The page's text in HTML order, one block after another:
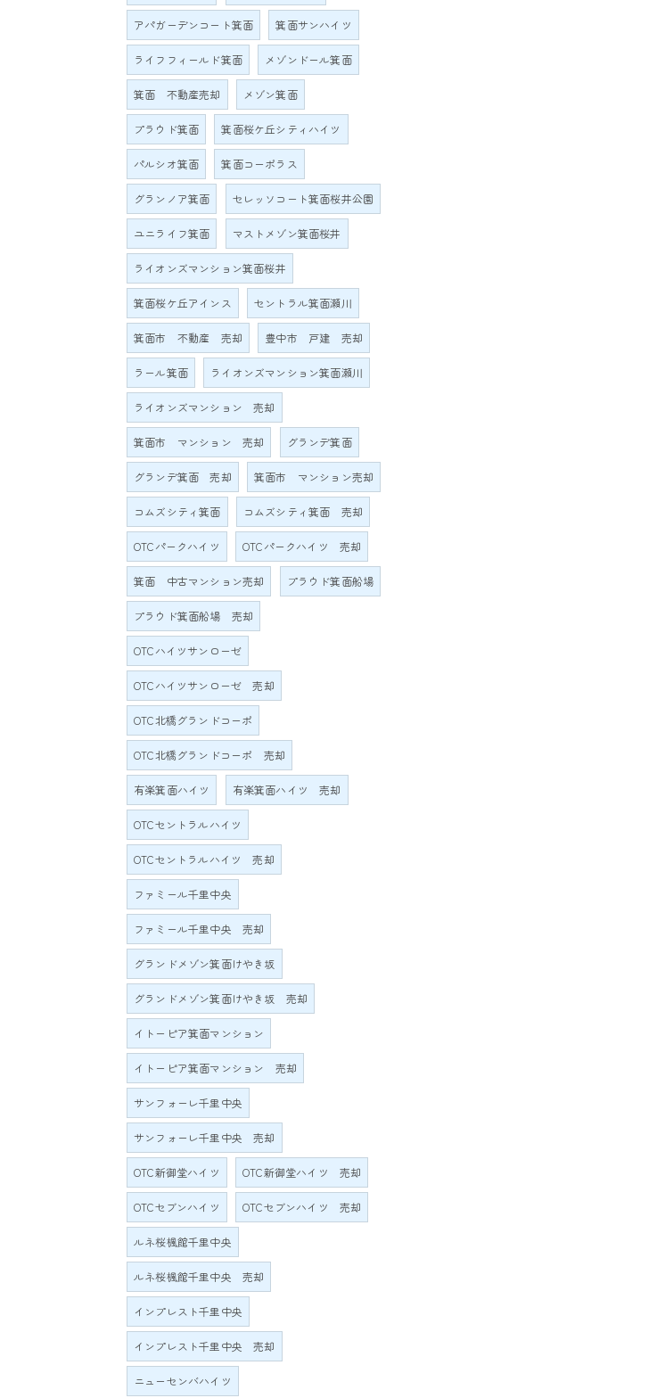
アパガーデンコート箕面 箕面サンハイツ
ライフフィールド箕面 メゾンドール箕面
箕面 不動産売却 メゾン箕面
プラウド箕面 箕面桜ケ丘シティハイツ
パルシオ箕面 箕面コーポラス
グランノア箕面 セレッソコート箕面桜井公園
ユニライフ箕面 マストメゾン箕面桜井
ライオンズマンション箕面桜井
箕面桜ケ丘アインス セントラル箕面瀬川
箕面市 不動産 売却 豊中市 戸建 売却
ラール箕面 ライオンズマンション箕面瀬川
ライオンズマンション 売却
箕面市 マンション 売却 グランデ箕面
グランデ箕面 売却 箕面市 マンション売却
コムズシティ箕面 コムズシティ箕面 売却
OTCパークハイツ OTCパークハイツ 売却
箕面 中古マンション売却 プラウド箕面船場
プラウド箕面船場 売却
OTCハイツサンローゼ
OTCハイツサンローゼ 売却
OTC北橋グランドコーポ
OTC北橋グランドコーポ 売却
有楽箕面ハイツ 有楽箕面ハイツ 売却
OTCセントラルハイツ
OTCセントラルハイツ 売却
ファミール千里中央
ファミール千里中央 売却
グランドメゾン箕面けやき坂
グランドメゾン箕面けやき坂 売却
イトーピア箕面マンション
イトーピア箕面マンション 売却
サンフォーレ千里中央
サンフォーレ千里中央 売却
OTC新御堂ハイツ OTC新御堂ハイツ 売却
OTCセブンハイツ OTCセブンハイツ 売却
ルネ桜楓館千里中央
ルネ桜楓館千里中央 売却
インプレスト千里中央
インプレスト千里中央 売却
ニューセンバハイツ